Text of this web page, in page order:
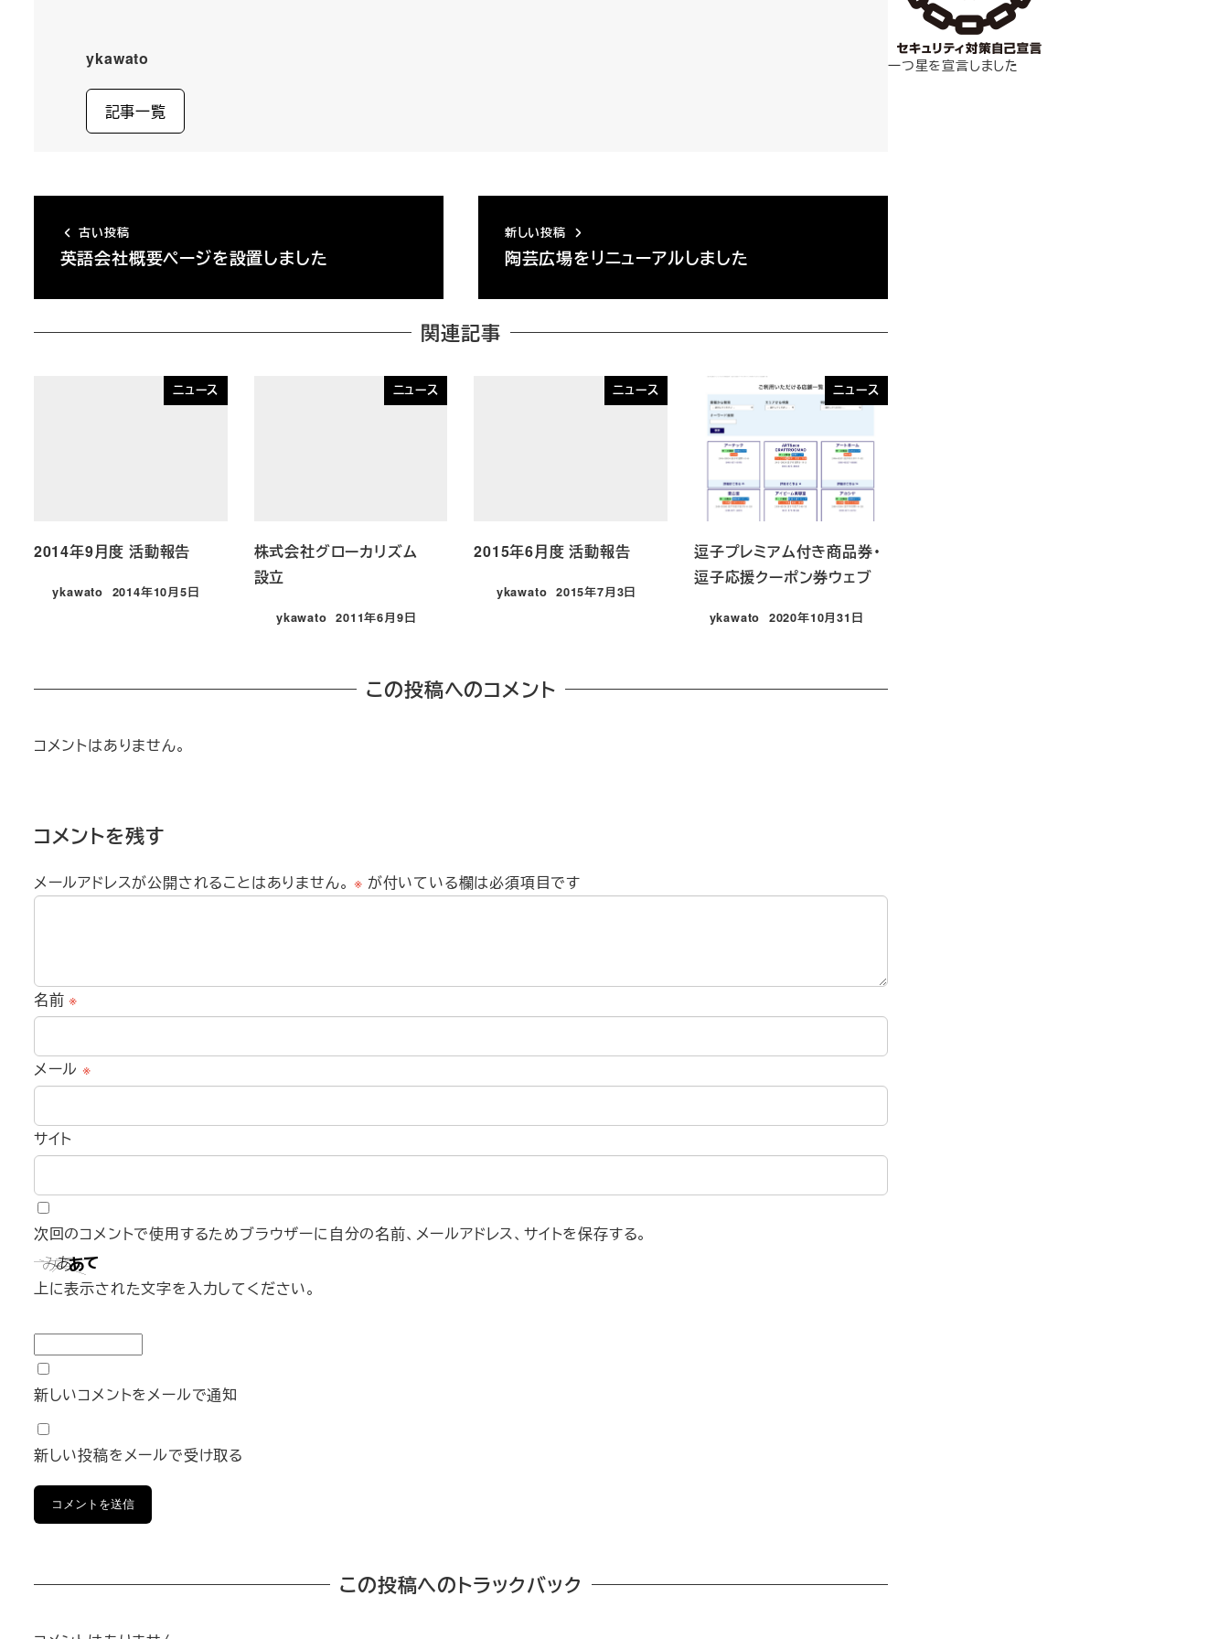
ykawato
記事一覧
古い投稿
英語会社概要ページを設置しました
新しい投稿
陶芸広場をリニューアルしました
関連記事
ニュース
2014年9月度 活動報告
ykawato
投稿日
2014年10月5日
ニュース
株式会社グローカリズム
設立
ykawato
投稿日
2011年6月9日
ニュース
2015年6月度 活動報告
ykawato
投稿日
2015年7月3日
ニュース
逗子プレミアム付き商品券・
逗子応援クーポン券ウェブ
ykawato
投稿日
2020年10月31日
この投稿へのコメント
コメントはありません。
コメントを残す
メールアドレスが公開されることはありません。 ※ が付いている欄は必須項目です
名前※
メール ※
サイト
次回のコメントで使用するためブラウザーに自分の名前、メールアドレス、サイトを保存する。
上に表示された文字を入力してください。
新しいコメントをメールで通知
新しい投稿をメールで受け取る
この投稿へのトラックバック
一つ星を宣言しました